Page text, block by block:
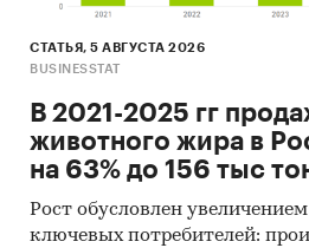
СТАТЬЯ, 5 АВГУСТА 2026
BUSINESSTAT
В 2021-2025 гг
животного жира в
на 63% до 156 тыс
Рост обусловлен
ключевых потребителей: